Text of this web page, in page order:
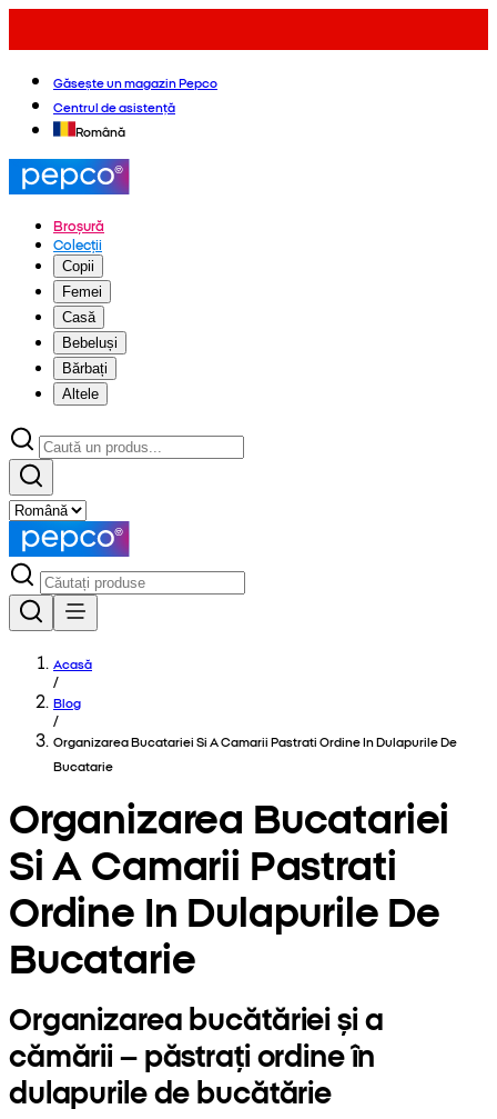
Găsește un magazin Pepco
Centrul de asistență
Română
Broșură
Colecții
Copii
Femei
Casă
Bebeluși
Bărbați
Altele
Acasă
/
Blog
/
Organizarea Bucatariei Si A Camarii Pastrati Ordine In Dulapurile De
Bucatarie
Organizarea Bucatariei
Si A Camarii Pastrati
Ordine In Dulapurile De
Bucatarie
Organizarea bucătăriei și a
cămării – păstrați ordine în
dulapurile de bucătărie